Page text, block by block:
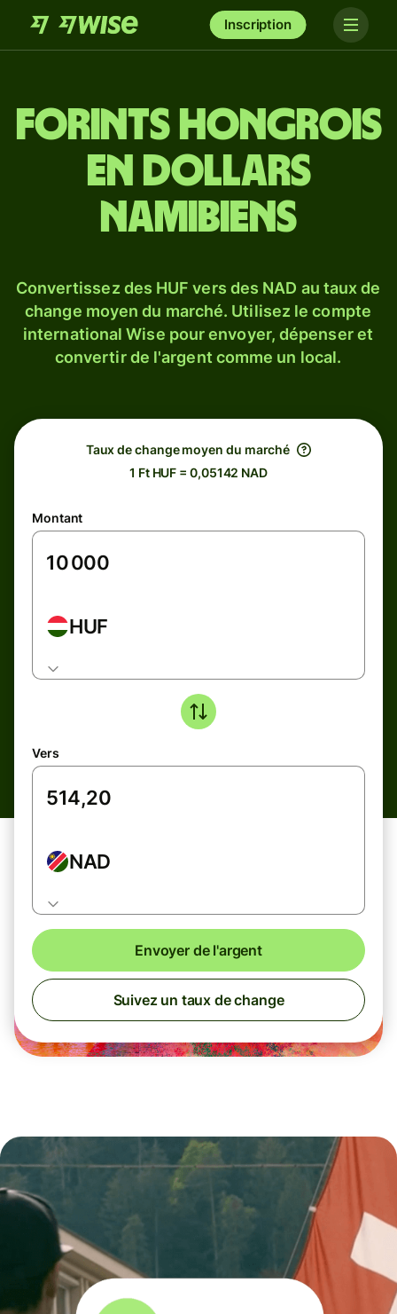
Inscription
Forints hongrois
en dollars
namibiens
Convertissez des HUF vers des NAD au taux de
change moyen du marché. Utilisez le compte
international Wise pour envoyer, dépenser et
convertir de l'argent comme un local.
Taux de change moyen du marché
1 Ft HUF = 0,05142 NAD
Montant
HUF
Vers
NAD
Envoyer de l'argent
Suivez un taux de change